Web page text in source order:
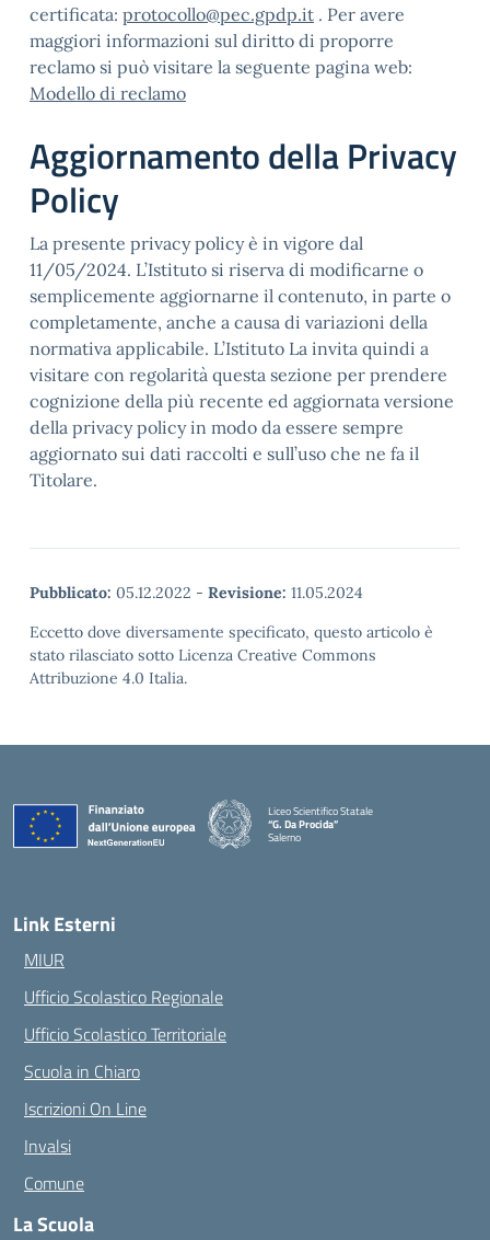
certificata: protocollo@pec.gpdp.it . Per avere
maggiori informazioni sul diritto di proporre
reclamo si può visitare la seguente pagina web:
Modello di reclamo
Aggiornamento della Privacy
Policy
La presente privacy policy è in vigore dal
11/05/2024. L’Istituto si riserva di modificarne o
semplicemente aggiornarne il contenuto, in parte o
completamente, anche a causa di variazioni della
normativa applicabile. L’Istituto La invita quindi a
visitare con regolarità questa sezione per prendere
cognizione della più recente ed aggiornata versione
della privacy policy in modo da essere sempre
aggiornato sui dati raccolti e sull’uso che ne fa il
Titolare.
Pubblicato: 05.12.2022 - Revisione: 11.05.2024
Eccetto dove diversamente specificato, questo articolo è
stato rilasciato sotto Licenza Creative Commons
Attribuzione 4.0 Italia.
Liceo Scientifico Statale
“G. Da Procida”
Salerno
Link Esterni
MIUR
Ufficio Scolastico Regionale
Ufficio Scolastico Territoriale
Scuola in Chiaro
Iscrizioni On Line
Invalsi
Comune
La Scuola